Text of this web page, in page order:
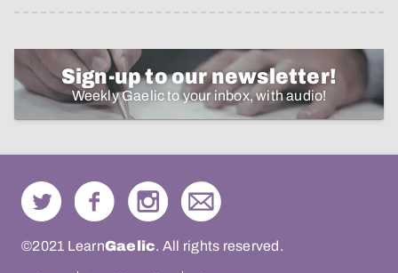
Sign-up to our newsletter!
Weekly Gaelic to your inbox, with audio!
©2021 LearnGaelic. All rights reserved.